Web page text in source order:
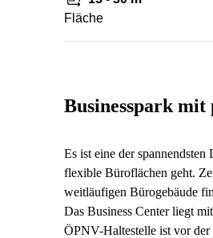
Fläche
Businesspark
Es ist eine der
flexible Büroflächen geht.
weitläufigen Bürogebäude
Das Business Center liegt
ÖPNV-Haltestelle ist vor der